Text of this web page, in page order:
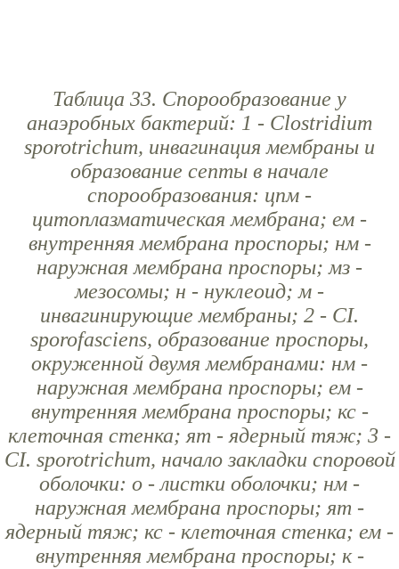
Таблица 33. Спорообразование у
анаэробных бактерий: 1 - Clostridium
sporotrichum, инвагинация мембраны и
образование септы в начале
спорообразования: цпм -
цитоплазматическая мембрана; ем -
внутренняя мембрана проспоры; нм -
наружная мембрана проспоры; мз -
мезосомы; н - нуклеоид; м -
инвагинирующие мембраны; 2 - CI.
sporofasciens, образование проспоры,
окруженной двумя мембранами: нм -
наружная мембрана проспоры; ем -
внутренняя мембрана проспоры; кс -
клеточная стенка; ят - ядерный тяж; 3 -
CI. sporotrichum, начало закладки споровой
оболочки: о - листки оболочки; нм -
наружная мембрана проспоры; ят -
ядерный тяж; кс - клеточная стенка; ем -
внутренняя мембрана проспоры; к -